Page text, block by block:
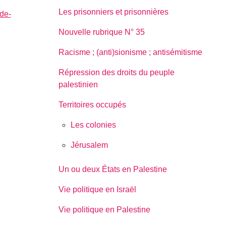
Les prisonniers et prisonnières
Nouvelle rubrique N° 35
Racisme ; (anti)sionisme ; antisémitisme
Répression des droits du peuple
palestinien
Territoires occupés
Les colonies
Jérusalem
Un ou deux États en Palestine
Vie politique en Israël
Vie politique en Palestine